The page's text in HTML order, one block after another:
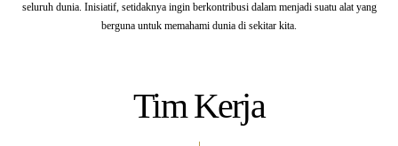
seluruh dunia. Inisiatif, setidaknya ingin berkontribusi dalam menjadi suatu alat yang
berguna untuk memahami dunia di sekitar kita.
Tim Kerja